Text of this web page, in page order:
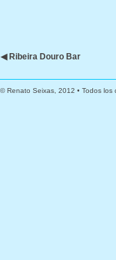
◀ Ribeira Douro Bar
© Renato Seixas, 2012 • Todos los